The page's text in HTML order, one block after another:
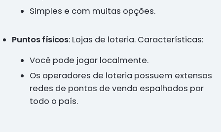
Simples e com muitas opções.
Puntos físicos: Lojas de loteria. Características:
Você pode jogar localmente.
Os operadores de loteria possuem extensas
redes de pontos de venda espalhados por
todo o país.